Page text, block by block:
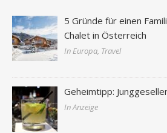
5 Gründe für einen
Chalet in Österreich
In Europa, Travel
Geheimtipp:
In Anzeige